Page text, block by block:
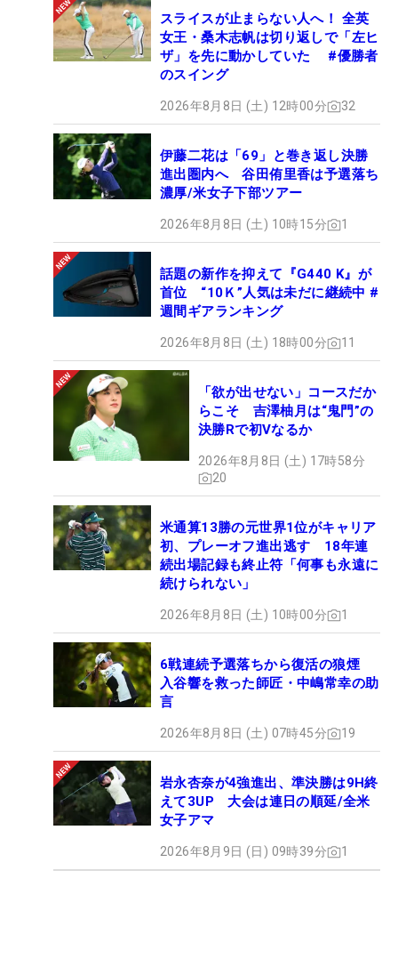
スライスが止まらない人へ！ 全英
女王・桑木志帆は切り返しで「左ヒ
ザ」を先に動かしていた #優勝者
のスイング
2026年8月8日 (土) 12時00分 32
伊藤二花は「69」と巻き返し決勝
進出圏内へ 谷田侑里香は予選落ち
濃厚/米女子下部ツアー
2026年8月8日 (土) 10時15分 1
話題の新作を抑えて『G440 K』が
首位 “10Ｋ”人気は未だに継続中 #
週間ギアランキング
2026年8月8日 (土) 18時00分 11
「欲が出せない」コースだか
らこそ 吉澤柚月は“鬼門”の
決勝Rで初Vなるか
2026年8月8日 (土) 17時58分
20
米通算13勝の元世界1位がキャリア
初、プレーオフ進出逃す 18年連
続出場記録も終止符「何事も永遠に
続けられない」
2026年8月8日 (土) 10時00分 1
6戦連続予選落ちから復活の狼煙
入谷響を救った師匠・中嶋常幸の助
言
2026年8月8日 (土) 07時45分 19
岩永杏奈が4強進出、準決勝は9H終
えて3UP 大会は連日の順延/全米
女子アマ
2026年8月9日 (日) 09時39分 1